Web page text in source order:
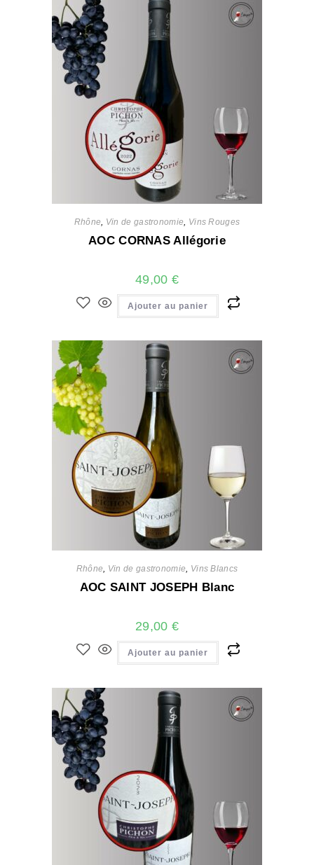
Rhône Vin de gastronomie Vins Rouges
AOC CORNAS Allégorie
49,00 €
Ajouter au panier
Rhône, Vin de gastronomie, Vins Blancs
AOC SAINT JOSEPH Blanc
29,00 €
Ajouter au panier